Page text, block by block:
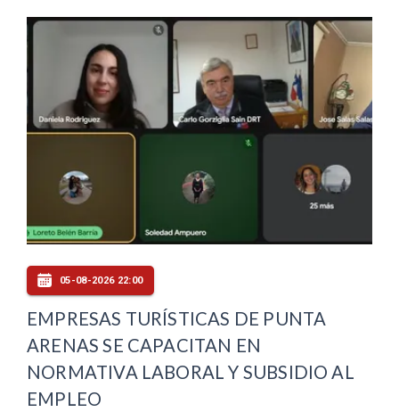
05-08-2026 22:00
EMPRESAS TURÍSTICAS DE PUNTA
ARENAS SE CAPACITAN EN
NORMATIVA LABORAL Y SUBSIDIO AL
EMPLEO